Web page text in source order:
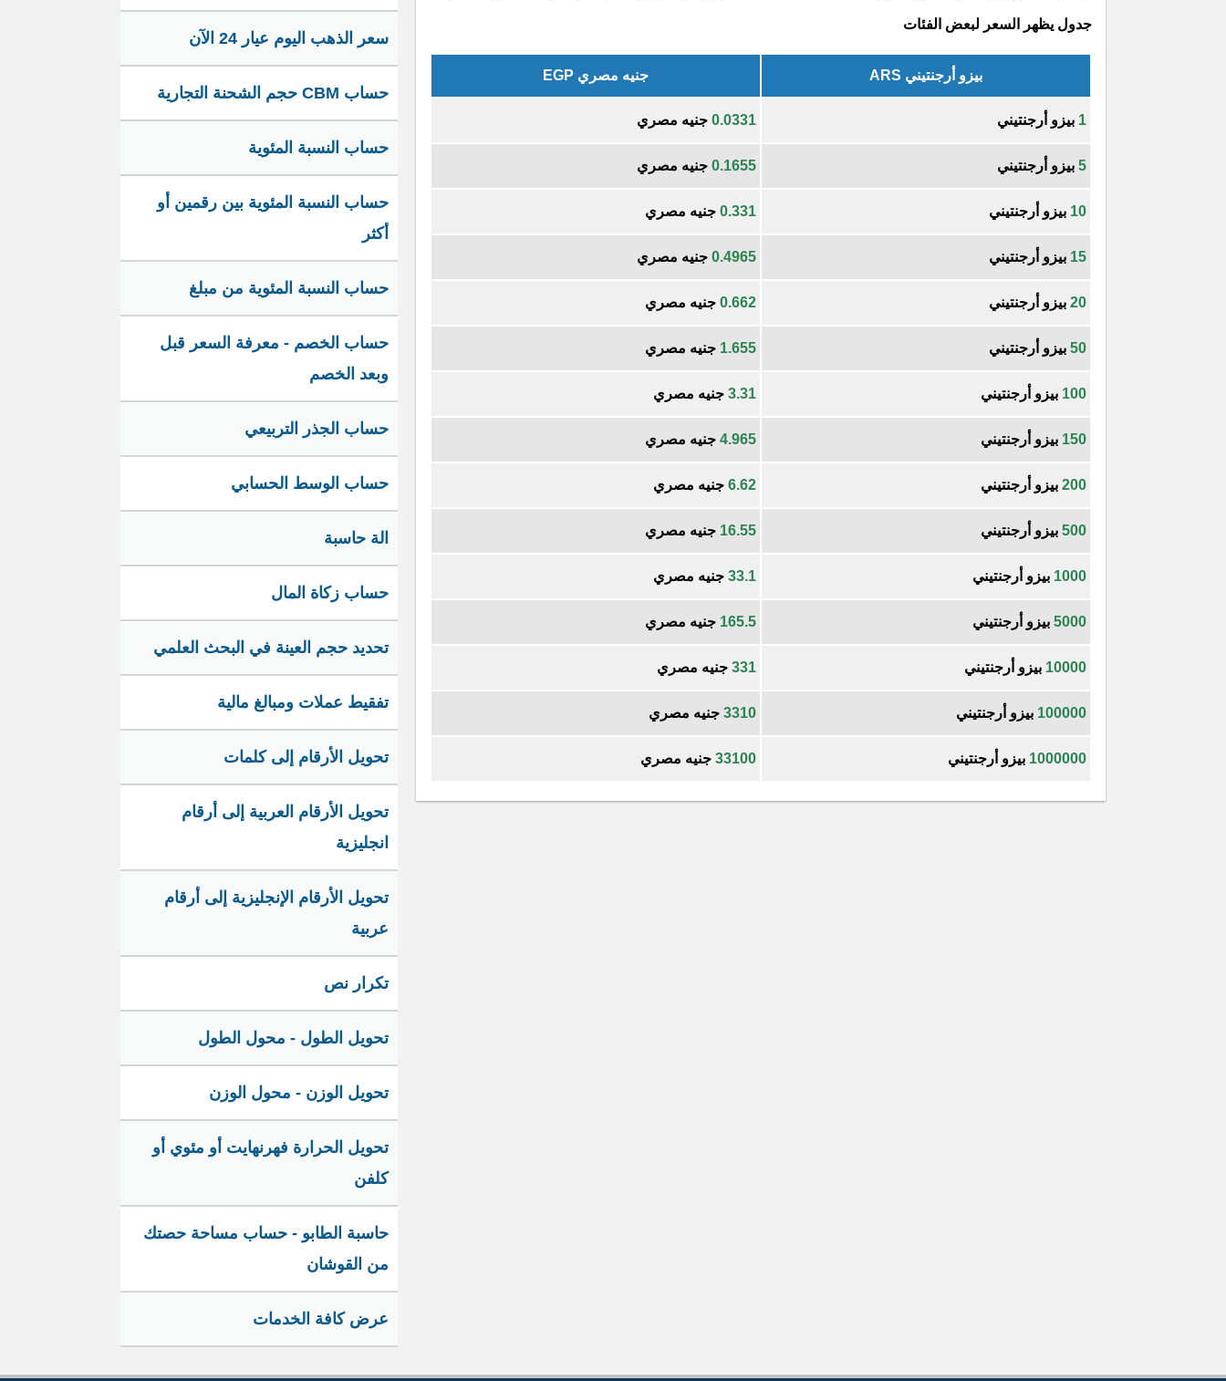
جدول يظهر السعر لبعض الفئات
بيزو أرجنتيني ARS جنيه مصري EGP
1 بيزو أرجنتيني 0.0331 جنيه مصري
5 بيزو أرجنتيني 0.1655 جنيه مصري
10 بيزو أرجنتيني 0.331 جنيه مصري
15 بيزو أرجنتيني 0.4965 جنيه مصري
20 بيزو أرجنتيني 0.662 جنيه مصري
50 بيزو أرجنتيني 1.655 جنيه مصري
100 بيزو أرجنتيني 3.31 جنيه مصري
150 بيزو أرجنتيني 4.965 جنيه مصري
200 بيزو أرجنتيني 6.62 جنيه مصري
500 بيزو أرجنتيني 16.55 جنيه مصري
1000 بيزو أرجنتيني 33.1 جنيه مصري
5000 بيزو أرجنتيني 165.5 جنيه مصري
10000 بيزو أرجنتيني 331 جنيه مصري
100000 بيزو أرجنتيني 3310 جنيه مصري
1000000 بيزو أرجنتيني 33100 جنيه مصري
سعر الذهب اليوم عيار 24 الآن
حساب CBM حجم الشحنة التجارية
حساب النسبة المئوية
حساب النسبة المئوية بين رقمين أو
أكثر
حساب النسبة المئوية من مبلغ
حساب الخصم - معرفة السعر قبل
وبعد الخصم
حساب الجذر التربيعي
حساب الوسط الحسابي
الة حاسبة
حساب زكاة المال
تحديد حجم العينة في البحث العلمي
تفقيط عملات ومبالغ مالية
تحويل الأرقام إلى كلمات
تحويل الأرقام العربية إلى أرقام
انجليزية
تحويل الأرقام الإنجليزية إلى أرقام
عربية
تكرار نص
تحويل الطول - محول الطول
تحويل الوزن - محول الوزن
تحويل الحرارة فهرنهايت أو مئوي أو
كلفن
حاسبة الطابو - حساب مساحة حصتك
من القوشان
عرض كافة الخدمات